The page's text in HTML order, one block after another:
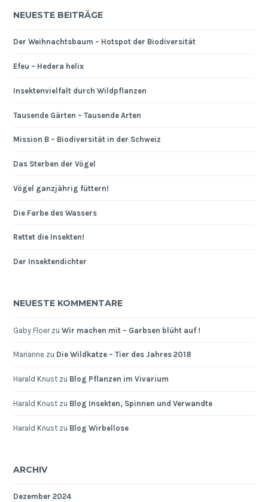
NEUESTE BEITRÄGE
Der Weihnachtsbaum – Hotspot der Biodiversität
Efeu – Hedera helix
Insektenvielfalt durch Wildpflanzen
Tausende Gärten – Tausende Arten
Mission B – Biodiversität in der Schweiz
Das Sterben der Vögel
Vögel ganzjährig füttern!
Die Farbe des Wassers
Rettet die Insekten!
Der Insektendichter
NEUESTE KOMMENTARE
Gaby FloerzuWir machen mit – Garbsen blüht auf !
Marianne zu Die Wildkatze – Tier des Jahres 2018
Harald Knust zu Blog Pflanzen im Vivarium
Harald Knust zu Blog Insekten, Spinnen und Verwandte
Harald Knust zu Blog Wirbellose
ARCHIV
Dezember 2024